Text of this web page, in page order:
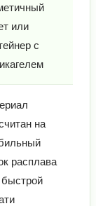
или
с
на
расплава
быстрой